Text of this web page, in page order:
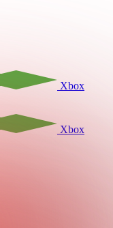
Xbox
Xbox